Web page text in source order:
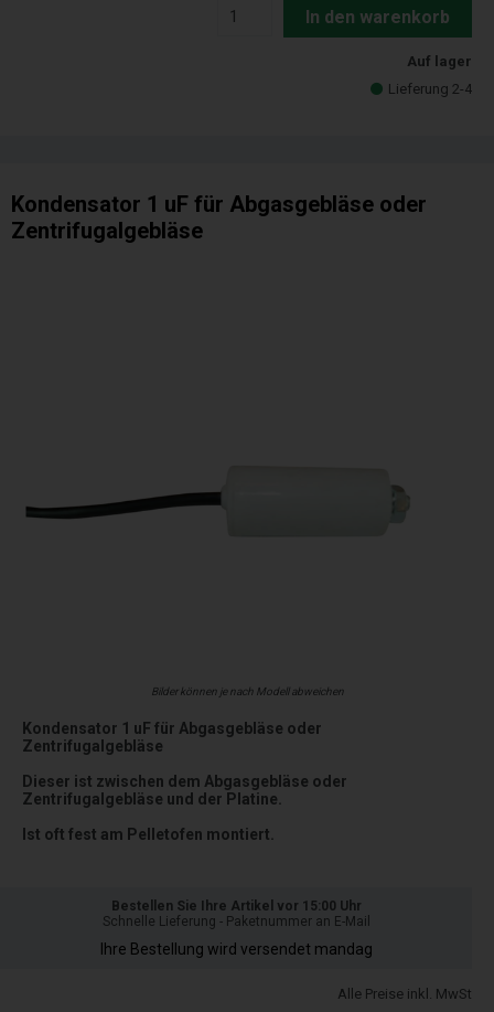
In den warenkorb
Auf lager
Lieferung 2-4
Kondensator 1 uF für Abgasgebläse oder
Zentrifugalgebläse
Bilder können je nach Modell abweichen
Kondensator 1 uF für Abgasgebläse oder
Zentrifugalgebläse
Dieser ist zwischen dem Abgasgebläse oder
Zentrifugalgebläse und der Platine.
Ist oft fest am Pelletofen montiert.
Bestellen Sie Ihre Artikel vor 15:00 Uhr
Schnelle Lieferung - Paketnummer an E-Mail
Ihre Bestellung wird versendet mandag
Alle Preise inkl. MwSt